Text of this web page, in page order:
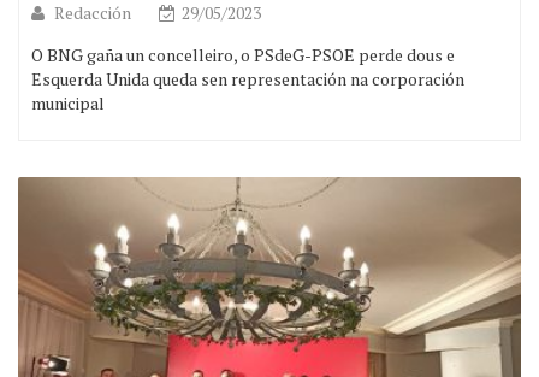
Redacción
29/05/2023
O BNG gaña un concelleiro, o PSdeG-PSOE perde dous e
Esquerda Unida queda sen representación na corporación
municipal